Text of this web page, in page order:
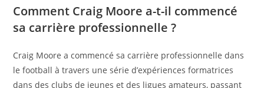
Comment Craig Moore a-t-il commencé
sa carrière professionnelle ?
Craig Moore a commencé sa carrière professionnelle dans
le football à travers une série d’expériences formatrices
dans des clubs de jeunes et des ligues amateurs, passant